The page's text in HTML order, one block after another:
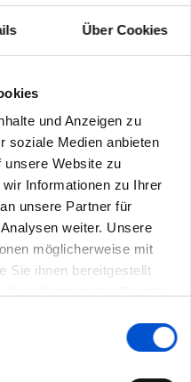
Über Cookies
und Anzeigen zu
soziale Medien anbieten
unsere Website zu
Informationen zu Ihrer
unsere Partner für
weiter. Unsere
möglicherweise mit
Sie ihnen bereitgestellt